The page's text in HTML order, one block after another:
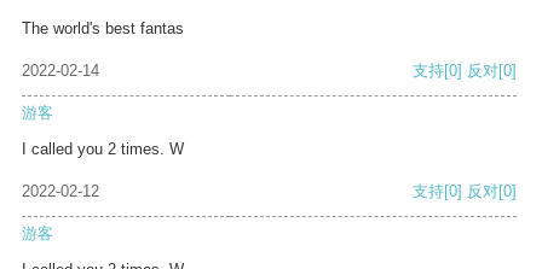
The world's best fantas
2022-02-14 支持[0] 反对[0]
游客
I called you 2 times. W
2022-02-12 支持[0] 反对[0]
游客